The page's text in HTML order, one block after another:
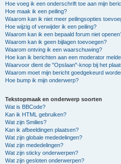
Hoe voeg ik een onderschrift toe aan mijn
Hoe maak ik een peiling?
Waarom kan ik niet meer peilingsopties
Hoe wijzig of verwijder ik een peiling?
Waarom kan ik een bepaald forum niet
Waarom kan ik geen bijlagen toevoegen?
Waarom ontving ik een waarschuwing?
Hoe kan ik berichten aan een moderator
Waarvoor dient de "Opslaan"-knop bij het
Waarom moet mijn bericht goedgekeurd
Hoe bump ik mijn onderwerp?
Tekstopmaak en onderwerp soorten
Wat is BBCode?
Kan ik HTML gebruiken?
Wat zijn Smilies?
Kan ik afbeeldingen plaatsen?
Wat zijn globale mededelingen?
Wat zijn mededelingen?
Wat zijn sticky onderwerpen?
Wat zijn gesloten onderwerpen?